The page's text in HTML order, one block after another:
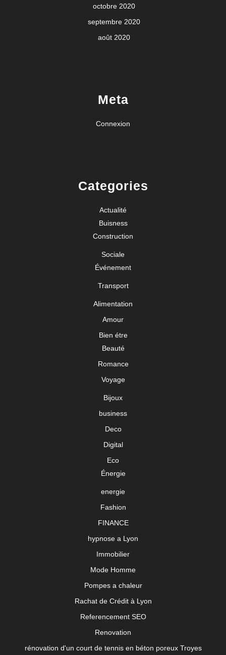
octobre 2020
septembre 2020
août 2020
Meta
Connexion
Categories
Actualité
Buisness
Construction
Sociale
Événement
Transport
Alimentation
Amour
Bien étre
Beauté
Romance
Voyage
Bijoux
business
Deco
Digital
Eco
Énergie
energie
Fashion
FINANCE
hypnose a Lyon
Immobilier
Mode Homme
Pompes a chaleur
Rachat de Crédit à Lyon
Referencement SEO
Renovation
rénovation d'un court de tennis en béton poreux Troyes